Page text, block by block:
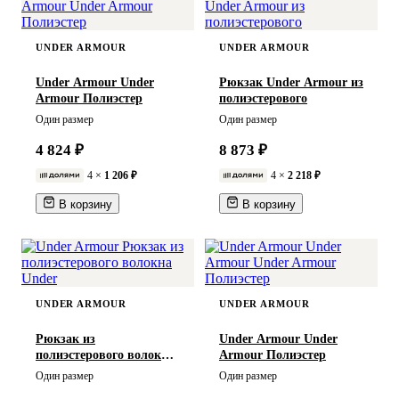
Высота 51,1 см
Длина 42 см * Ширина 17 см *
Высота 50 см
20*7*26,5 см
29*13*45 см
UNDER ARMOUR
Under Armour Under
Armour Полиэстер
Один размер
4 824 ₽
4 × 1 206 ₽
В корзину
UNDER ARMOUR
Рюкзак Under Armour из
полиэстерового
Один размер
8 873 ₽
4 × 2 218 ₽
В корзину
UNDER ARMOUR
Рюкзак из
полиэстерового волокна
Under
Один размер
UNDER ARMOUR
Under Armour Under
Armour Полиэстер
Один размер